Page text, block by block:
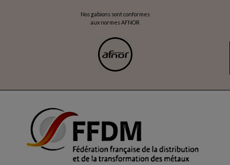
Nos gabions sont conformes
aux normes AFNOR